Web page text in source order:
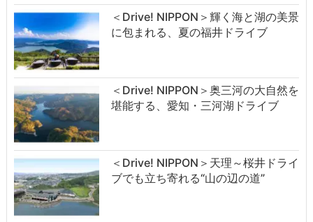
＜Drive! NIPPON＞輝く海と湖の美景
に包まれる、夏の福井ドライブ
＜Drive! NIPPON＞奥三河の大自然を
堪能する、愛知・三河湖ドライブ
＜Drive! NIPPON＞天理～桜井ドライ
ブでも立ち寄れる“山の辺の道”